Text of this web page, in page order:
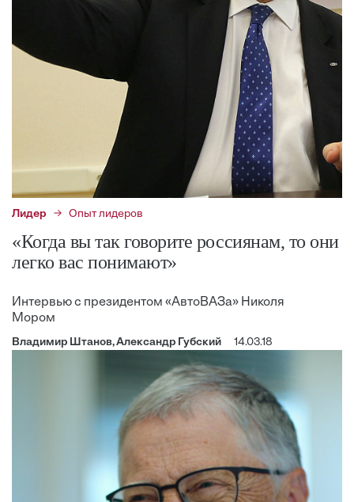
Лидер Опыт лидеров
«Когда вы так говорите россиянам, то они
легко вас понимают»
Интервью с президентом «АвтоВАЗа» Николя
Мором
Владимир Штанов, Александр Губский 14.03.18